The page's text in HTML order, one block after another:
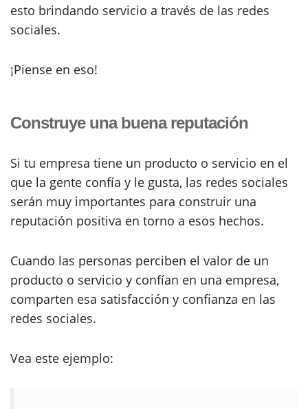
esto brindando servicio a través de las redes
sociales.
¡Piense en eso!
Construye una buena reputación
Si tu empresa tiene un producto o servicio en el
que la gente confía y le gusta, las redes sociales
serán muy importantes para construir una
reputación positiva en torno a esos hechos.
Cuando las personas perciben el valor de un
producto o servicio y confían en una empresa,
comparten esa satisfacción y confianza en las
redes sociales.
Vea este ejemplo: